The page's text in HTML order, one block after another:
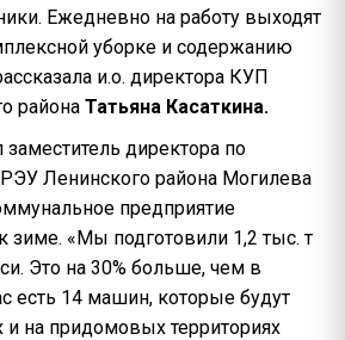
Ежедневно на работу выходят
уборке и содержанию
и.о. директора КУП
района Татьяна Касаткина.
заместитель директора по
Ленинского района Могилева
предприятие
зиме. «Мы подготовили 1,2 тыс. т
Это на 30% больше, чем в
есть 14 машин, которые будут
и на придомовых территориях